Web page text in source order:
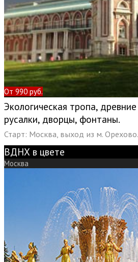
От 990 руб.
Экологическая тропа,
русалки, дворцы, фонтаны.
Старт: Москва, выход из м. Орехово.
ВДНХ в цвете
Москва